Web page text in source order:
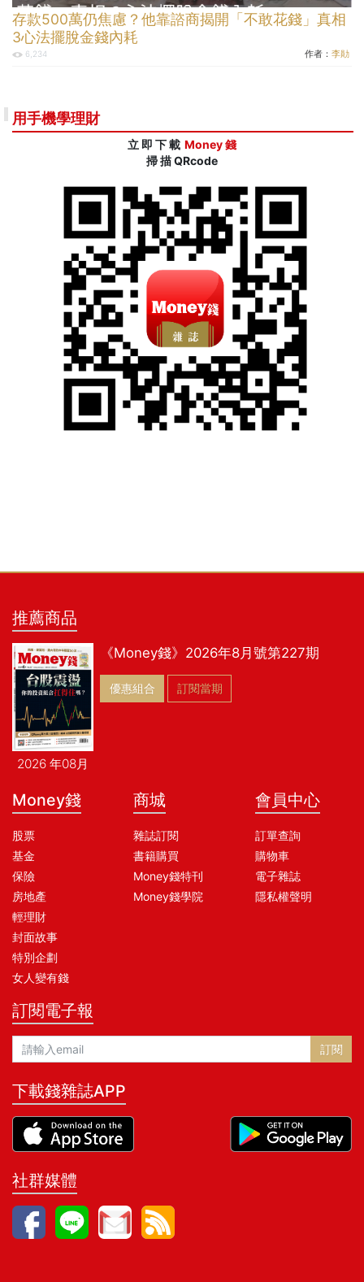
存款500萬仍焦慮？他靠諮商揭開「不敢花錢」真相
3心法擺脫金錢內耗
6,234 作者： 李勛
用手機學理財
立 即 下 載 Money 錢
掃 描 QRcode
推薦商品
2026 年08月
《Money錢》2026年8月號第227期
優惠組合 訂閱當期
Money錢
股票
基金
保險
房地產
輕理財
封面故事
特別企劃
女人變有錢
商城
雜誌訂閱
書籍購買
Money錢特刊
Money錢學院
會員中心
訂單查詢
購物車
電子雜誌
隱私權聲明
訂閱電子報
訂閱
下載錢雜誌APP
社群媒體